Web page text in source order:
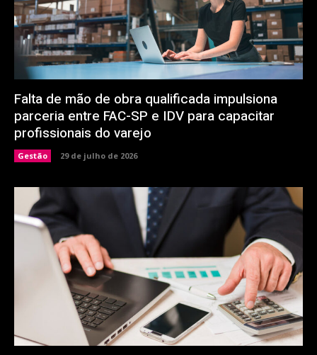
Falta de mão de obra qualificada impulsiona
parceria entre FAC-SP e IDV para capacitar
profissionais do varejo
Gestão 29 de julho de 2026